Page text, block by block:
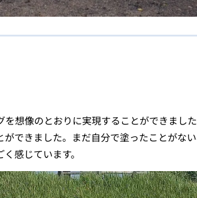
想像のとおりに実現することができました
できました。まだ自分で塗ったことがな
感じています。